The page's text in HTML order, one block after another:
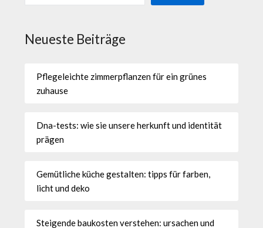
Neueste Beiträge
Pflegeleichte zimmerpflanzen für ein grünes
zuhause
Dna-tests: wie sie unsere herkunft und identität
prägen
Gemütliche küche gestalten: tipps für farben,
licht und deko
Steigende baukosten verstehen: ursachen und